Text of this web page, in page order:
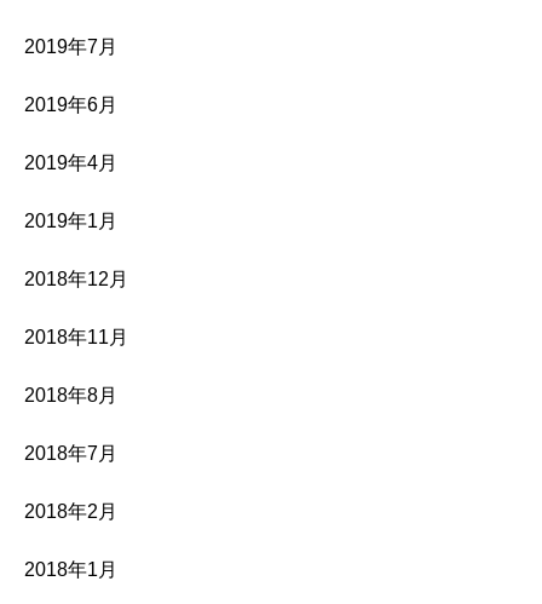
2019年7月
2019年6月
2019年4月
2019年1月
2018年12月
2018年11月
2018年8月
2018年7月
2018年2月
2018年1月